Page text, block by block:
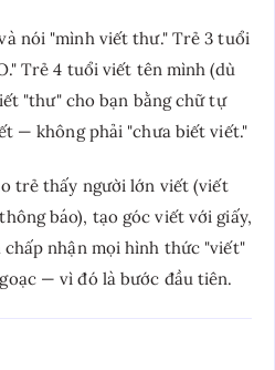
nói "mình viết thư." Trẻ 3 tuổi
Trẻ 4 tuổi viết tên mình (dù
"thư" cho bạn bằng chữ tự
— không phải "chưa biết viết."
trẻ thấy người lớn viết (viết
báo), tạo góc viết với giấy,
nhận mọi hình thức "viết"
— vì đó là bước đầu tiên.